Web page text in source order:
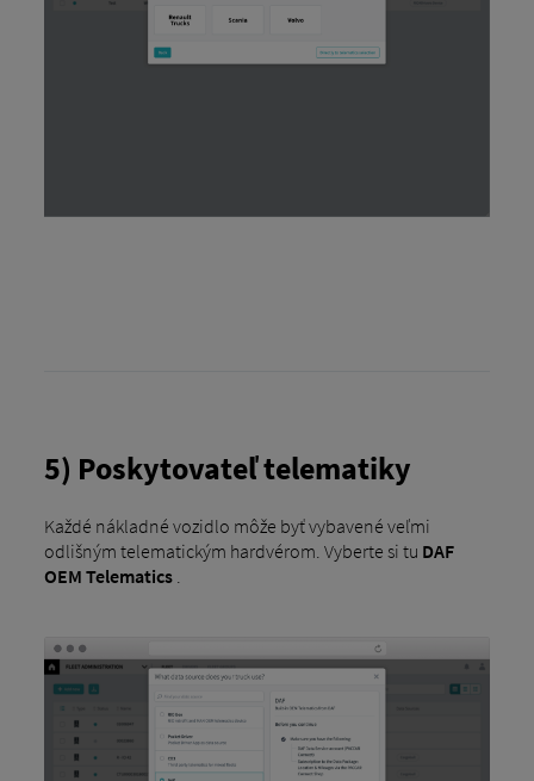
5) Poskytovateľ telematiky
Každé nákladné vozidlo môže byť vybavené veľmi
odlišným telematickým hardvérom. Vyberte si tu DAF
OEM Telematics.